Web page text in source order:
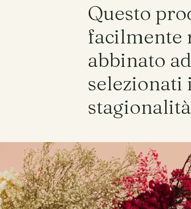
Questo
facilmente
abbinato
selezionati